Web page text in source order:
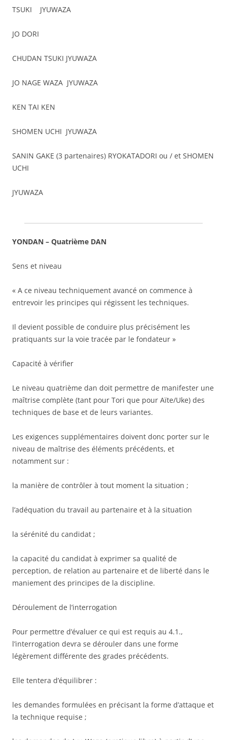
TSUKI JYUWAZA
JO DORI
CHUDAN TSUKI JYUWAZA
JO NAGE WAZA JYUWAZA
KEN TAI KEN
SHOMEN UCHI JYUWAZA
SANIN GAKE (3 partenaires) RYOKATADORI ou / et SHOMEN
UCHI
JYUWAZA
YONDAN – Quatrième DAN
Sens et niveau
« A ce niveau techniquement avancé on commence à
entrevoir les principes qui régissent les techniques.
Il devient possible de conduire plus précisément les
pratiquants sur la voie tracée par le fondateur »
Capacité à vérifier
Le niveau quatrième dan doit permettre de manifester une
maîtrise complète (tant pour Tori que pour Aïte/Uke) des
techniques de base et de leurs variantes.
Les exigences supplémentaires doivent donc porter sur le
niveau de maîtrise des éléments précédents, et
notamment sur :
la manière de contrôler à tout moment la situation ;
l’adéquation du travail au partenaire et à la situation
la sérénité du candidat ;
la capacité du candidat à exprimer sa qualité de
perception, de relation au partenaire et de liberté dans le
maniement des principes de la discipline.
Déroulement de l’interrogation
Pour permettre d’évaluer ce qui est requis au 4.1.,
l’interrogation devra se dérouler dans une forme
légèrement différente des grades précédents.
Elle tentera d’équilibrer :
les demandes formulées en précisant la forme d’attaque et
la technique requise ;